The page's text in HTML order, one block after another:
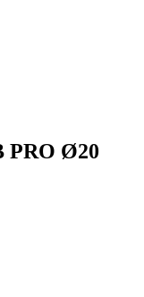
PRO Ø20